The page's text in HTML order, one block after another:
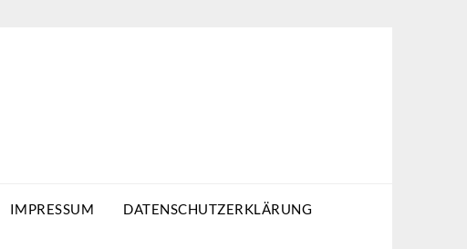
IMPRESSUM DATENSCHUTZERKLÄRUNG